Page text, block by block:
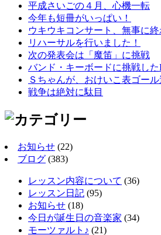
平成さいごの４月、心機一転
今年も短冊がいっぱい！
ウキウキコンサート、無事に終
リハーサルを行いました！
次の発表会は「魔笛」に挑戦
バンド・キーボードに挑戦し
Ｓちゃんが、おけいこ表ゴール
戦争は絶対に駄目
お知らせ (22)
ブログ (383)
レッスン内容について (36)
レッスン日記 (95)
お知らせ (18)
今日が誕生日の音楽家 (34)
モーツァルト♪ (21)